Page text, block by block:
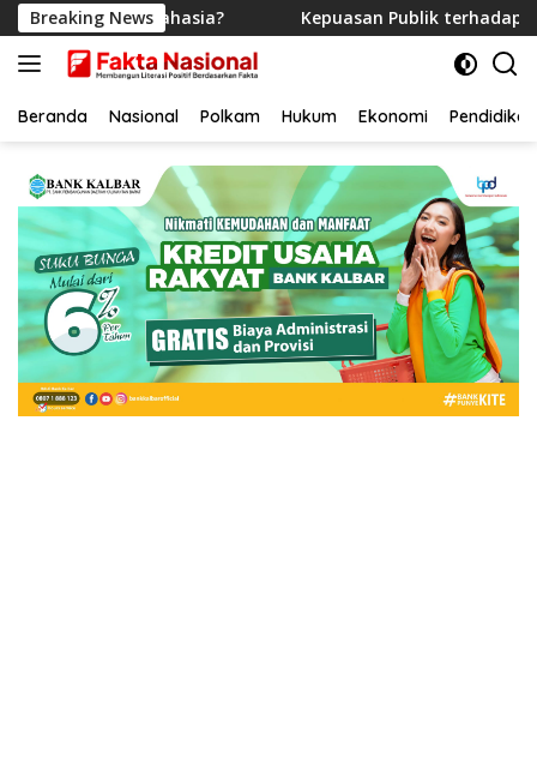
Langsung
ke
konten
Breaking News
Rahasia? Kepuasan Publik terhadap
Beranda Nasional Polkam Hukum Ekonomi Pendidikan